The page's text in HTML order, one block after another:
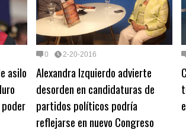
asilo
0 2-20-2016
Alexandra Izquierdo advierte
desorden en candidaturas de
partidos políticos podría
reflejarse en nuevo Congreso